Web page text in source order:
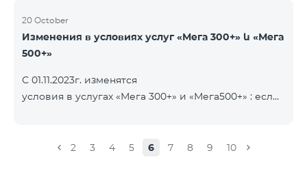
20 October
Изменения в условиях услуг «Мега 300+» և «Мега
500+»
С 01.11.2023г. изменятся
условия в услугах «Мега 300+» и «Мега500+» : если
продлевается, остаток неиспользованного
2 3 4 5 6 7 8 9 10